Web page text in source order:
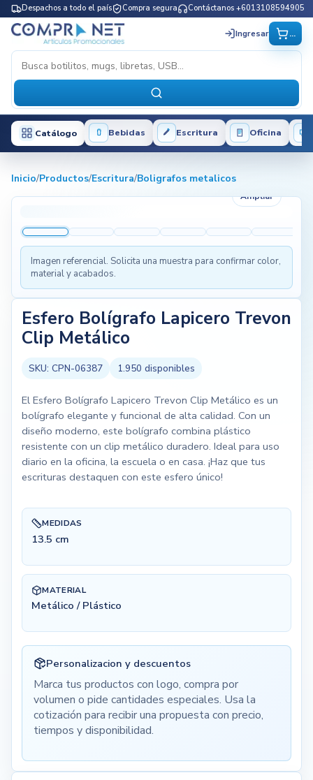
Despachos a todo el país Compra segura Contáctanos +6013108594905
Ingresar ...
Catálogo Bebidas Escritura Oficina
Inicio/Productos/Escritura/Boligrafos metalicos
Ampliar
Imagen referencial. Solicita una muestra para confirmar color,
material y acabados.
Esfero Bolígrafo Lapicero Trevon
Clip Metálico
SKU: CPN-06387 1.950 disponibles
El Esfero Bolígrafo Lapicero Trevon Clip Metálico es un
bolígrafo elegante y funcional de alta calidad. Con un
diseño moderno, este bolígrafo combina plástico
resistente con un clip metálico duradero. Ideal para uso
diario en la oficina, la escuela o en casa. ¡Haz que tus
escrituras destaquen con este esfero único!
MEDIDAS
13.5 cm
MATERIAL
Metálico / Plástico
Personalizacion y descuentos
Marca tus productos con logo, compra por
volumen o pide cantidades especiales. Usa la
cotización para recibir una propuesta con precio,
tiempos y disponibilidad.